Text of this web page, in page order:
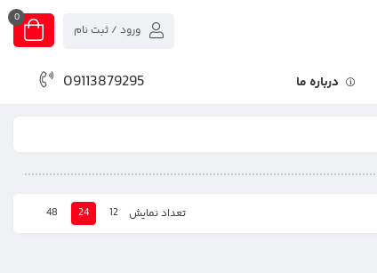
0
ورود / ثبت نام
درباره ما 09113879295
تعداد نمایش 12
24
48